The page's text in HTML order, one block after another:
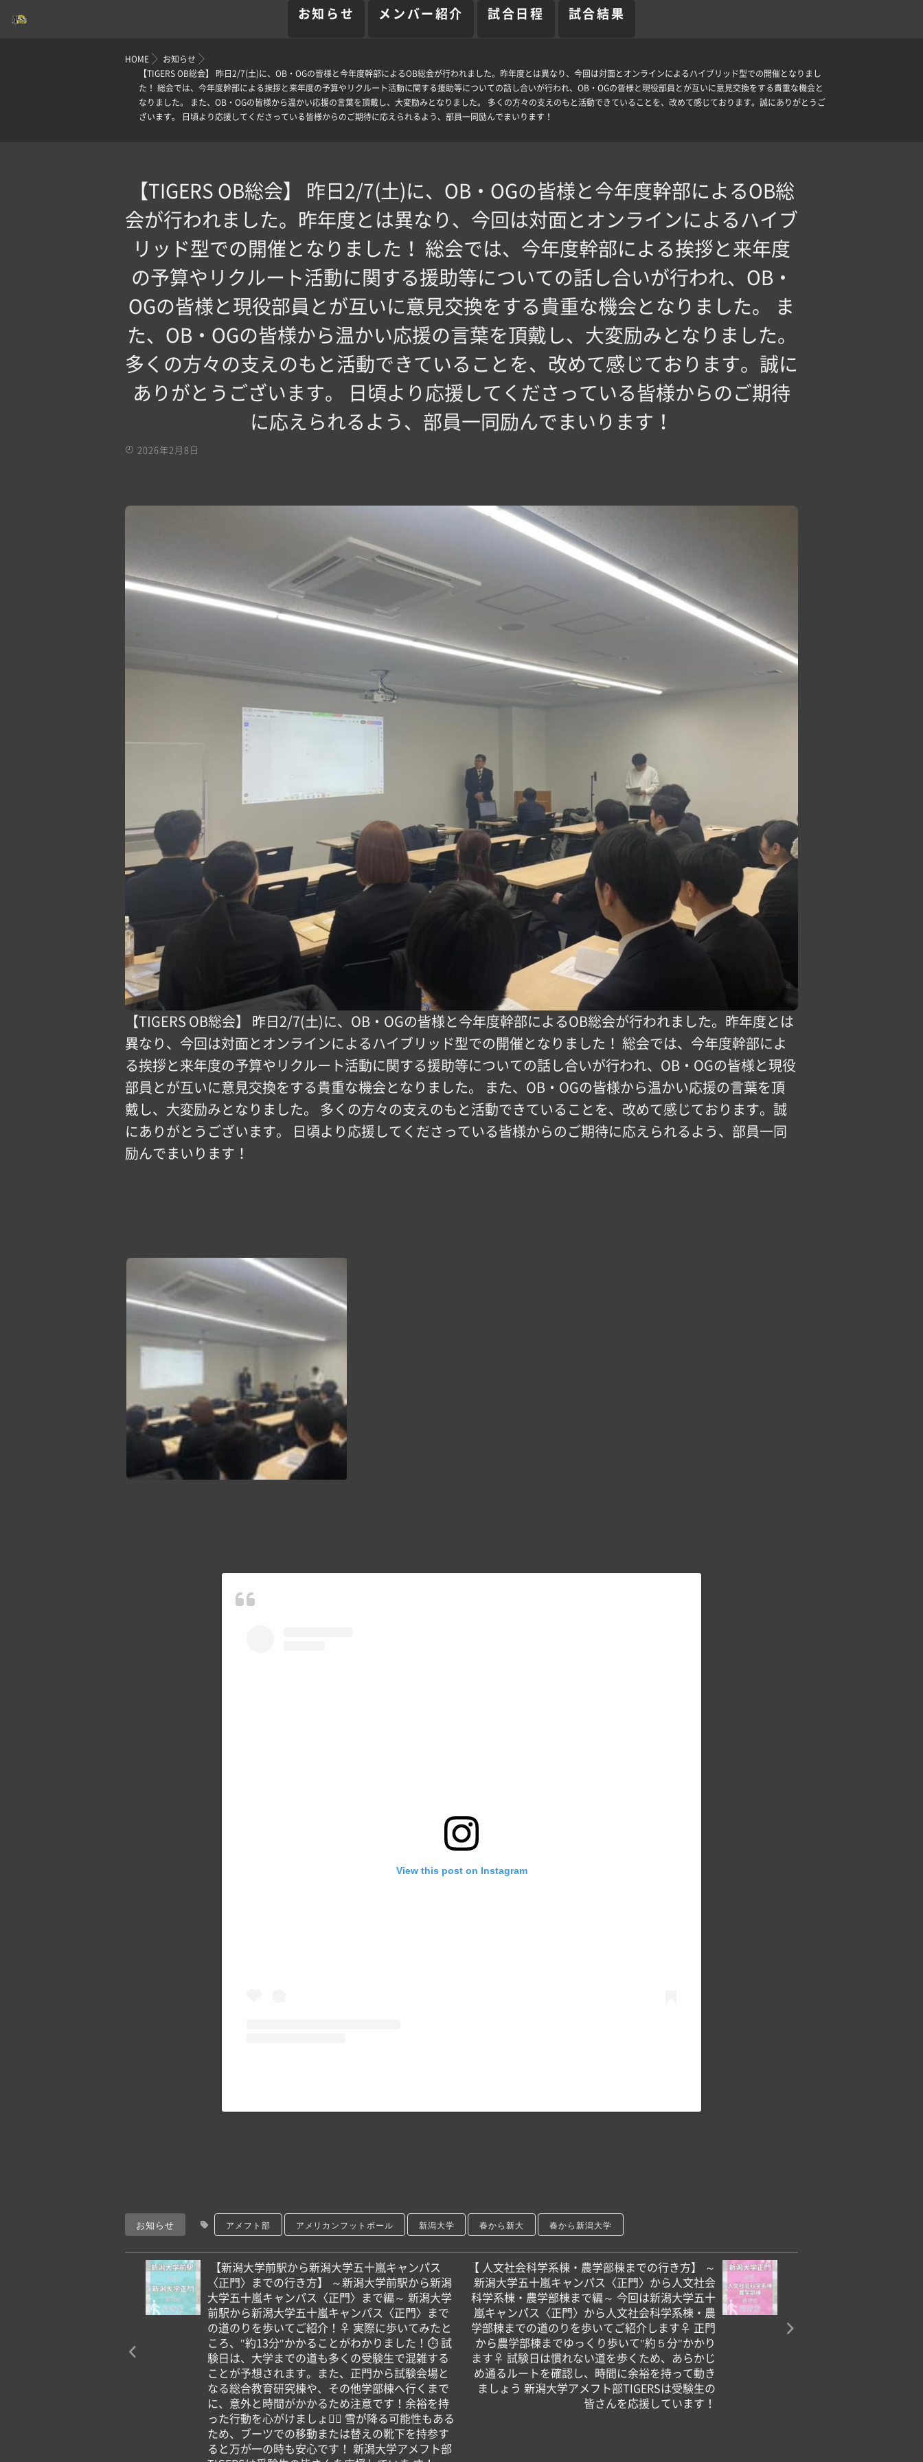
お知らせ メンバー紹介 試合日程 試合結果
HOME
お知らせ
【TIGERS OB総会】 昨日2/7(土)に、OB・OGの皆様と今年度幹部によるOB総会が行われました。昨年度とは異なり、今回は対面とオンラインによるハイブリッド型での開催となりまし
た！ 総会では、今年度幹部による挨拶と来年度の予算やリクルート活動に関する援助等についての話し合いが行われ、OB・OGの皆様と現役部員とが互いに意見交換をする貴重な機会と
なりました。 また、OB・OGの皆様から温かい応援の言葉を頂戴し、大変励みとなりました。 多くの方々の支えのもと活動できていることを、改めて感じております。誠にありがとうご
ざいます。 日頃より応援してくださっている皆様からのご期待に応えられるよう、部員一同励んでまいります！
【TIGERS OB総会】 昨日2/7(土)に、OB・OGの皆様と今年度幹部によるOB総
会が行われました。昨年度とは異なり、今回は対面とオンラインによるハイブ
リッド型での開催となりました！ 総会では、今年度幹部による挨拶と来年度
の予算やリクルート活動に関する援助等についての話し合いが行われ、OB・
OGの皆様と現役部員とが互いに意見交換をする貴重な機会となりました。 ま
た、OB・OGの皆様から温かい応援の言葉を頂戴し、大変励みとなりました。
多くの方々の支えのもと活動できていることを、改めて感じております。誠に
ありがとうございます。 日頃より応援してくださっている皆様からのご期待
に応えられるよう、部員一同励んでまいります！
2026年2月8日
【TIGERS OB総会】 昨日2/7(土)に、OB・OGの皆様と今年度幹部によるOB総会が行われました。昨年度とは
異なり、今回は対面とオンラインによるハイブリッド型での開催となりました！ 総会では、今年度幹部によ
る挨拶と来年度の予算やリクルート活動に関する援助等についての話し合いが行われ、OB・OGの皆様と現役
部員とが互いに意見交換をする貴重な機会となりました。 また、OB・OGの皆様から温かい応援の言葉を頂
戴し、大変励みとなりました。 多くの方々の支えのもと活動できていることを、改めて感じております。誠
にありがとうございます。 日頃より応援してくださっている皆様からのご期待に応えられるよう、部員一同
励んでまいります！
View this post on Instagram
お知らせ アメフト部 アメリカンフットボール 新潟大学 春から新大 春から新潟大学
⁡ 【新潟大学前駅から新潟大学五十嵐キャンパス
〈正門〉までの行き方】 ～新潟大学前駅から新潟
大学五十嵐キャンパス〈正門〉まで編～ 新潟大学
前駅から新潟大学五十嵐キャンパス〈正門〉まで
の道のりを歩いてご紹介！‍♀️ 実際に歩いてみたと
ころ、"約13分"かかることがわかりました！⏱ 試
験日は、大学までの道も多くの受験生で混雑する
ことが予想されます。また、正門から試験会場と
なる総合教育研究棟や、その他学部棟へ行くまで
に、意外と時間がかかるため注意です！余裕を持
った行動を心がけましょう🏻 雪が降る可能性もある
ため、ブーツでの移動または替えの靴下を持参す
ると万が一の時も安心です！️ 新潟大学アメフト部
【 人文社会科学系棟・農学部棟までの行き方】 ～
新潟大学五十嵐キャンパス〈正門〉から人文社会
科学系棟・農学部棟まで編～ 今回は新潟大学五十
嵐キャンパス〈正門〉から人文社会科学系棟・農
学部棟までの道のりを歩いてご紹介︎します‍♀️ 正門
から農学部棟までゆっくり歩いて"約５分"かかり
ます‍♀️ 試験日は慣れない道を歩くため、あらかじ
め通るルートを確認し、時間に余裕を持って動き
ましょう 新潟大学アメフト部TIGERSは受験生の
皆さんを応援しています！